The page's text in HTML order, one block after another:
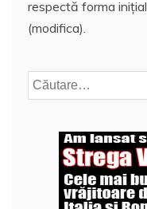
respectă forma
(modifica).
Caută
după: